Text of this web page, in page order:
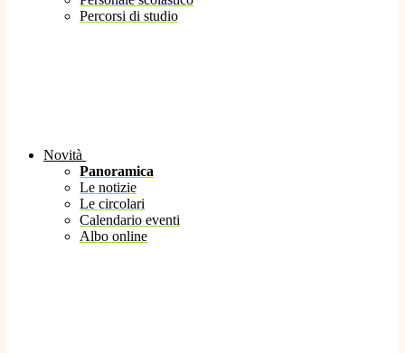
Percorsi di studio
Novità
Panoramica
Le notizie
Le circolari
Calendario eventi
Albo online